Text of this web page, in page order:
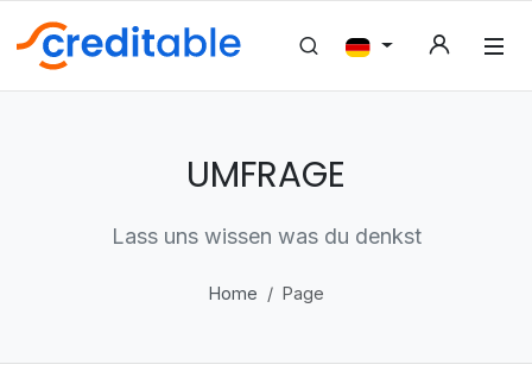
UMFRAGE
Lass uns wissen was du denkst
Home Page